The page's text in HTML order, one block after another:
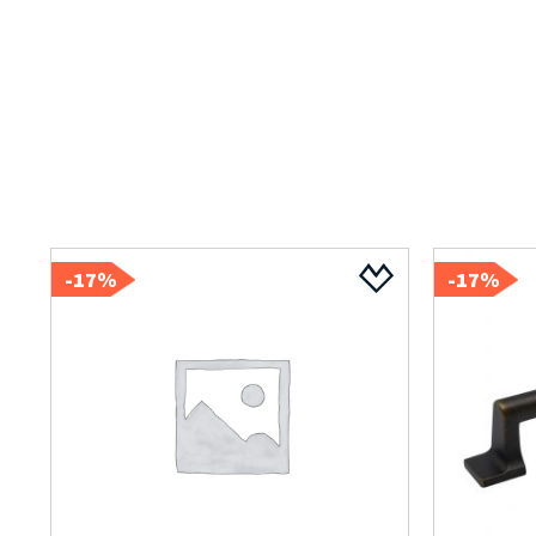
17%-
17%-